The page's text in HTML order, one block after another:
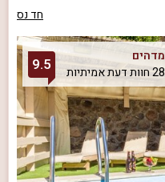
חד נס
מדהים
28 חוות דעת אמיתיות
9.5